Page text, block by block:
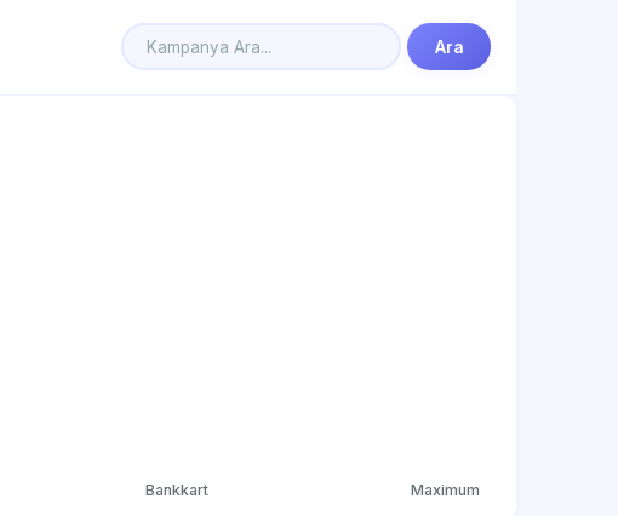
Ara
Bankkart Maximum